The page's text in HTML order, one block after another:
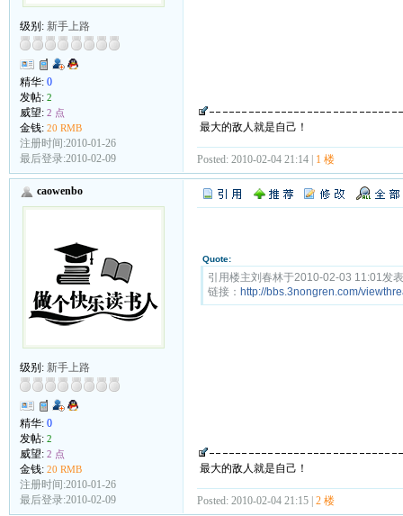
级别: 新手上路
精华: 0
发帖: 2
威望: 2 点
金钱: 20 RMB
注册时间:2010-01-26
最后登录:2010-02-09
最大的敌人就是自己！
Posted: 2010-02-04 21:14 | 1 楼
caowenbo
级别: 新手上路
精华: 0
发帖: 2
威望: 2 点
金钱: 20 RMB
注册时间:2010-01-26
最后登录:2010-02-09
Quote:
引用楼主刘春林于2010-02-03 11:01发
链接： http://bbs.3nongren.com/
最大的敌人就是自己！
Posted: 2010-02-04 21:15 | 2 楼